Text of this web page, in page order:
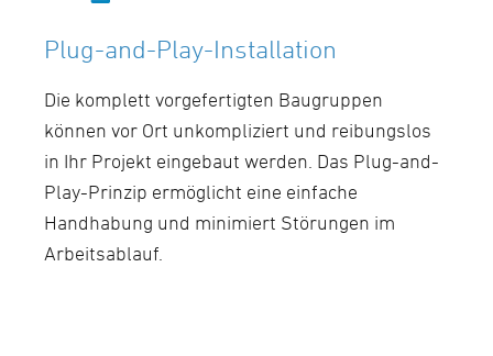
Plug-and-Play-Installation
Die komplett vorgefertigten Baugruppen
können vor Ort unkompliziert und reibungslos
in Ihr Projekt eingebaut werden. Das Plug-and-
Play-Prinzip ermöglicht eine einfache
Handhabung und minimiert Störungen im
Arbeitsablauf.